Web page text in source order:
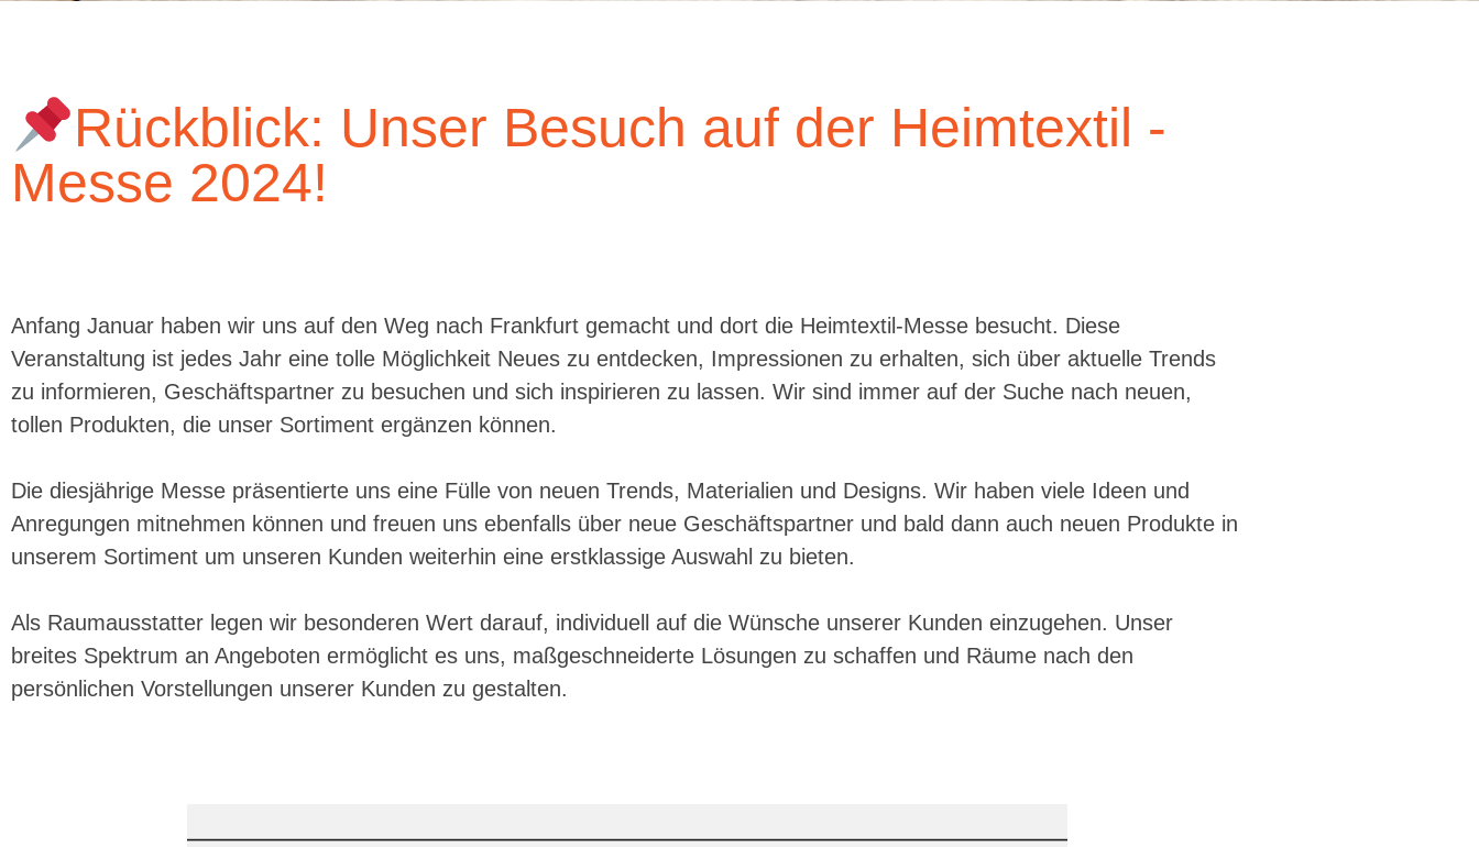
Rückblick: Unser Besuch auf der Heimtextil -
Messe 2024!
Anfang Januar haben wir uns auf den Weg nach Frankfurt gemacht und dort die Heimtextil-Messe besucht. Diese
Veranstaltung ist jedes Jahr eine tolle Möglichkeit Neues zu entdecken, Impressionen zu erhalten, sich über aktuelle Trends
zu informieren, Geschäftspartner zu besuchen und sich inspirieren zu lassen. Wir sind immer auf der Suche nach neuen,
tollen Produkten, die unser Sortiment ergänzen können.
Die diesjährige Messe präsentierte uns eine Fülle von neuen Trends, Materialien und Designs. Wir haben viele Ideen und
Anregungen mitnehmen können und freuen uns ebenfalls über neue Geschäftspartner und bald dann auch neuen Produkte in
unserem Sortiment um unseren Kunden weiterhin eine erstklassige Auswahl zu bieten.
Als Raumausstatter legen wir besonderen Wert darauf, individuell auf die Wünsche unserer Kunden einzugehen. Unser
breites Spektrum an Angeboten ermöglicht es uns, maßgeschneiderte Lösungen zu schaffen und Räume nach den
persönlichen Vorstellungen unserer Kunden zu gestalten.